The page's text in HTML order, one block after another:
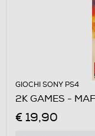
GIOCHI SONY PS4
2K GAMES -
€ 19,90